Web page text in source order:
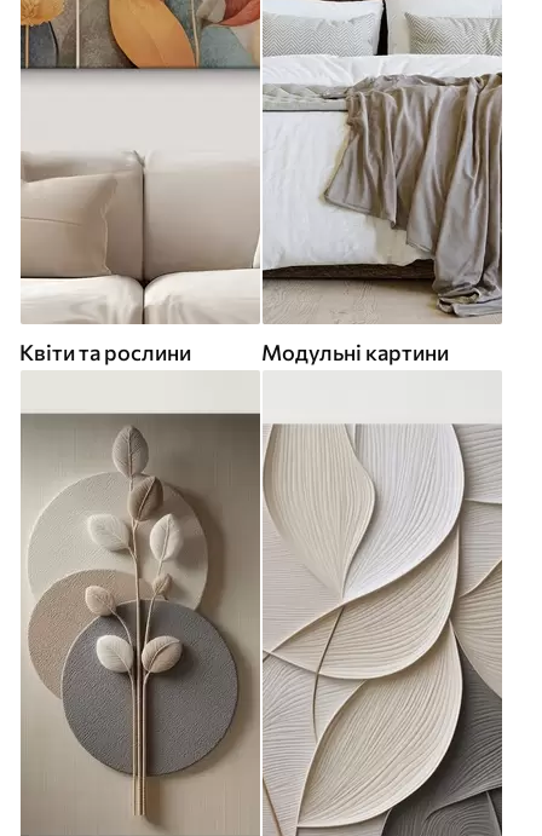
Квіти та рослини Модульні картини